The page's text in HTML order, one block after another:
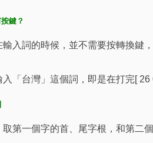
鍵？
輸入詞的時候，並不需要按轉換鍵
「台灣」這個詞，即是在打完[
一個字的首、尾字根，和第二個